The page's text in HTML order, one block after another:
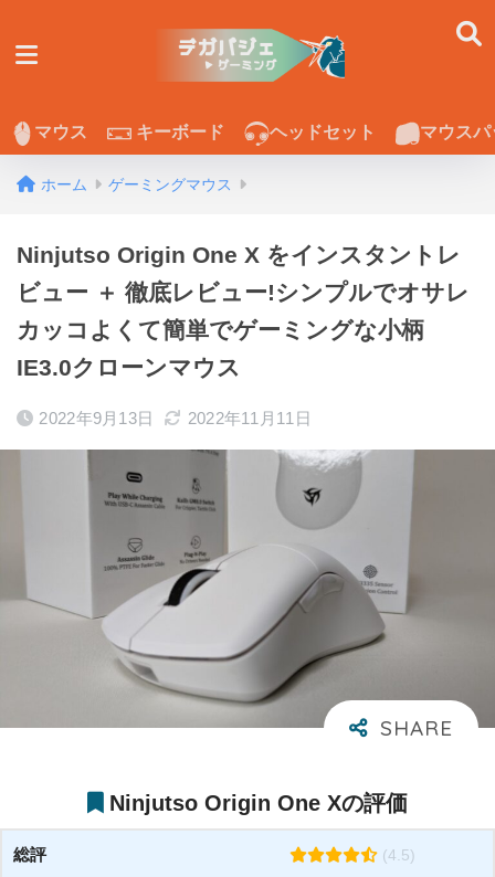
マウス キーボード ヘッドセット マウスパ
ホーム ゲーミングマウス
Ninjutso Origin One X をインスタントレ
ビュー ＋ 徹底レビュー!シンプルでオサレ
カッコよくて簡単でゲーミングな小柄
IE3.0クローンマウス
2022年9月13日 2022年11月11日
Ninjutso Origin One Xの評価
総評 (4.5)